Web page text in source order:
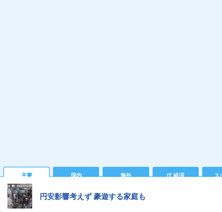
主要 国内 海外 IT 経済 ス
円安影響考えず 豪遊する家庭も